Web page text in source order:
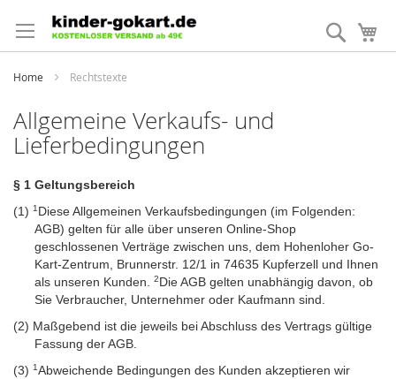
zum
Inhalt
Suche
Home Rechtstexte
Allgemeine Verkaufs- und
Lieferbedingungen
§ 1 Geltungsbereich
(1) 1 Diese Allgemeinen Verkaufsbedingungen (im Folgenden:
AGB) gelten für alle über unseren Online-Shop
geschlossenen Verträge zwischen uns, dem Hohenloher Go-
Kart-Zentrum, Brunnerstr. 12/1 in 74635 Kupferzell und Ihnen
als unseren Kunden.
2Die AGB gelten unabhängig davon, ob
Sie Verbraucher, Unternehmer oder Kaufmann sind.
(2) Maßgebend ist die jeweils bei Abschluss des Vertrags gültige
Fassung der AGB.
(3) 1Abweichende Bedingungen des Kunden akzeptieren wir